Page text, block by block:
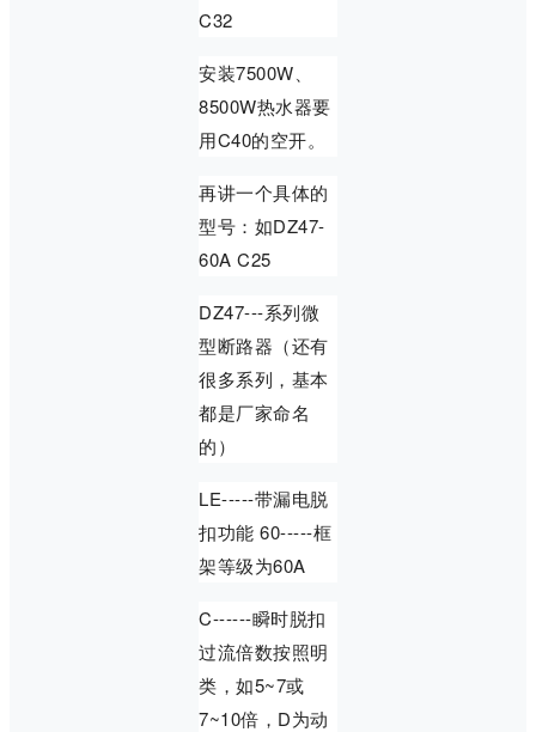
C32
安装7500W、
8500W热水器要
用C40的空开。
再讲一个具体的
型号：如DZ47-
60A C25
DZ47---系列微
型断路器（还有
很多系列，基本
都是厂家命名
的）
LE-----带漏电脱
扣功能 60-----框
架等级为60A
C------瞬时脱扣
过流倍数按照明
类，如5~7或
7~10倍，D为动